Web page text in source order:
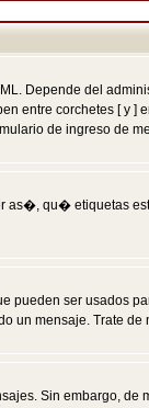
Depende del
entre corchetes [
de ingreso de
as�, qu� etiquetas
ser usados
un mensaje. Trate
Sin embargo,